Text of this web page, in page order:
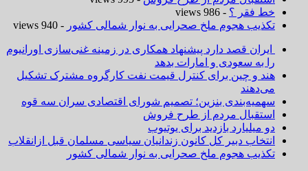
خط فقر ؟ - 986 views
تکذیب هجوم ملخ صحرایی به نوار شمالی کشور - 940 views
ایران قصد دارد پیشنهاد همکاری در زمینه غنی‌سازی اورانیوم
را به سعودی و امارات بدهد
هند و چین برای کنترل قیمت نفت کارگروه مشترک تشکیل
می‌دهند
سهمیه‌بندی بنزین؛ تصمیم شورای اقتصادی سران سه قوه
استقبال مردم از طرح فروش
دو میلیارد بازدید برای یوتیوب
انتخاب دبیر کل کانون زندانیان سیاسی مسلمان قبل ازانقلاب
تکذیب هجوم ملخ صحرایی به نوار شمالی کشور